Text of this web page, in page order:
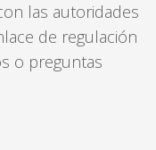
las autoridades
de regulación
o preguntas